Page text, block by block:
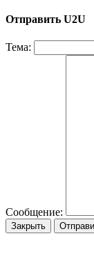
Отправить U2U
Тема:
Сообщение:
Закрыть